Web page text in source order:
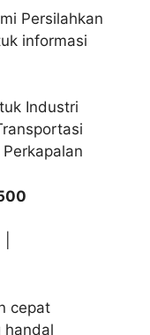
Persilahkan
informasi
Industri
cepat
handal